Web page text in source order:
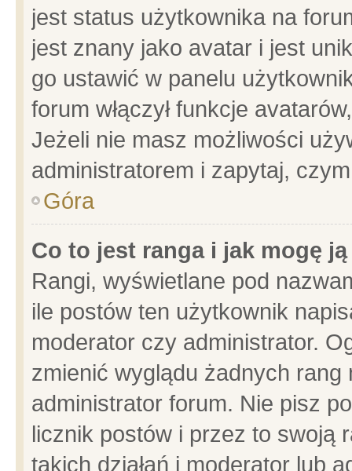
jest status użytkownika na
jest znany jako avatar i jest
go ustawić w panelu
forum włączył funkcje
Jeżeli nie masz możliwości
administratorem i zapytaj,
Góra
Co to jest ranga i jak mogę
Rangi, wyświetlane pod
ile postów ten użytkownik
moderator czy administrator.
zmienić wyglądu żadnych
administrator forum. Nie pisz
licznik postów i przez to swoją
takich działań i moderator lub